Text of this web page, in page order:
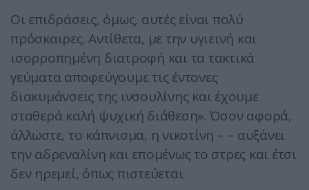
Οι επιδράσεις, όμως, αυτές είναι πολύ
πρόσκαιρες. Αντίθετα, με την υγιεινή και
ισορροπημένη διατροφή και τα τακτικά
γεύματα αποφεύγουμε τις έντονες
διακυμάνσεις της ινσουλίνης και έχουμε
σταθερά καλή ψυχική διάθεση». Όσον αφορά,
άλλωστε, το κάπνισμα, η νικοτίνη – – αυξάνει
την αδρεναλίνη και επομένως το στρες και έτσι
δεν ηρεμεί, όπως πιστεύεται.